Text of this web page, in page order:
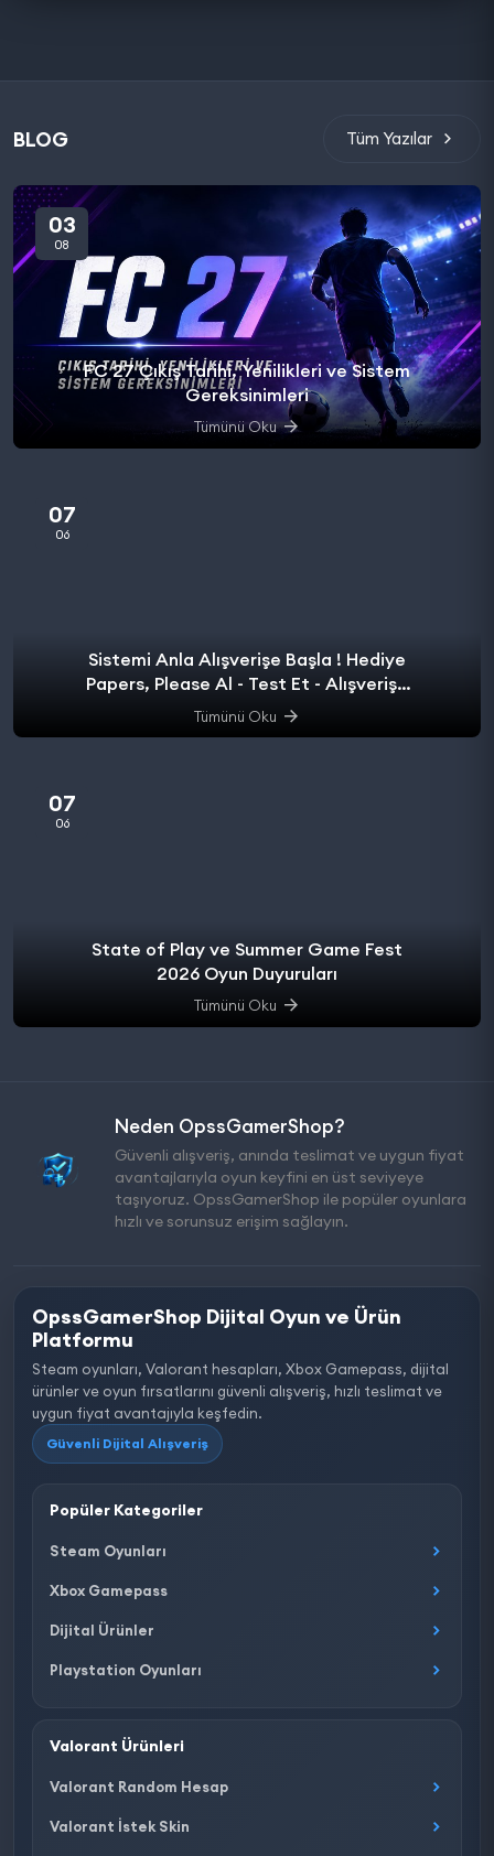
BLOG Tüm Yazılar
03
08
FC 27 Çıkış Tarihi, Yenilikleri ve Sistem
Gereksinimleri
Tümünü Oku
07
06
Sistemi Anla Alışverişe Başla ! Hediye
Papers, Please Al - Test Et - Alışverişe
başla.
Tümünü Oku
07
06
State of Play ve Summer Game Fest
2026 Oyun Duyuruları
Tümünü Oku
Neden OpssGamerShop?
Güvenli alışveriş, anında teslimat ve uygun fiyat
avantajlarıyla oyun keyfini en üst seviyeye
taşıyoruz. OpssGamerShop ile popüler oyunlara
hızlı ve sorunsuz erişim sağlayın.
OpssGamerShop Dijital Oyun ve Ürün
Platformu
Steam oyunları, Valorant hesapları, Xbox Gamepass, dijital
ürünler ve oyun fırsatlarını güvenli alışveriş, hızlı teslimat ve
uygun fiyat avantajıyla keşfedin.
Güvenli Dijital Alışveriş
Popüler Kategoriler
Steam Oyunları
Xbox Gamepass
Dijital Ürünler
Playstation Oyunları
Valorant Ürünleri
Valorant Random Hesap
Valorant İstek Skin